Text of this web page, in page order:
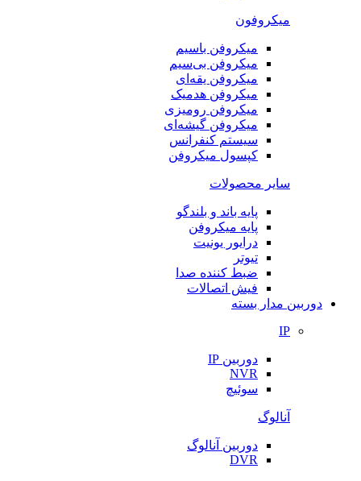
میکروفون
میکروفن باسیم
میکروفن بی‌سیم
میکروفن یقه‌ای
میکروفن هد‌میک
میکروفن رومیزی
میکروفن گیشه‌ای
سیستم کنفرانس
کپسول میکروفن
سایر محصولات
پایه باند و بلندگو
پایه میکروفن
درایور یونیت
تیوتر
ضبط کننده صدا
فیش اتصالات
دوربین مدار بسته
IP
دوربین IP
NVR
سوئیچ
آنالوگ
دوربین آنالوگ
DVR